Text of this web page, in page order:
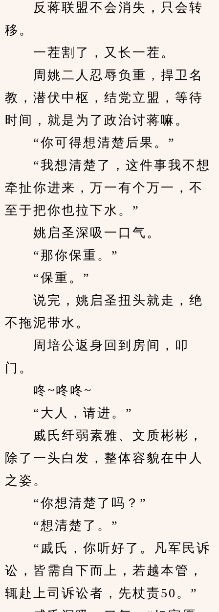
反蒋联盟不会消失，只会转
移。
一茬割了，又长一茬。
周姚二人忍辱负重，捍卫名
教，潜伏中枢，结党立盟，等待
时间，就是为了政治讨蒋嘛。
“你可得想清楚后果。”
“我想清楚了，这件事我不想
牵扯你进来，万一有个万一，不
至于把你也拉下水。”
姚启圣深吸一口气。
“那你保重。”
“保重。”
说完，姚启圣扭头就走，绝
不拖泥带水。
周培公返身回到房间，叩
门。
咚~咚咚~
“大人，请进。”
戚氏纤弱素雅、文质彬彬，
除了一头白发，整体容貌在中人
之姿。
“你想清楚了吗？”
“想清楚了。”
“戚氏，你听好了。凡军民诉
讼，皆需自下而上，若越本管，
辄赴上司诉讼者，先杖责50。”